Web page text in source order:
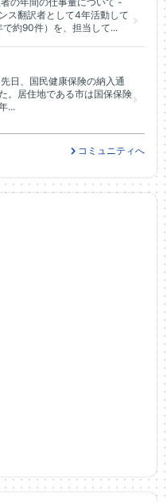
ス翻訳者として4年活動して
約90件）を、担当して...
日、国民健康保険の納入通
。居住地である市は国保保険
...
コミュニティへ